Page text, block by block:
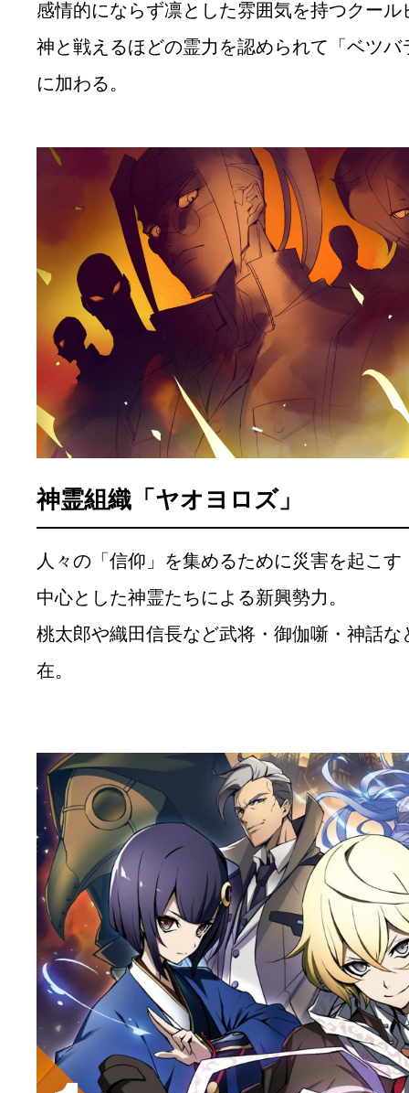
感情的にならず凛とした雰囲気を持つクール
神と戦えるほどの霊力を認められて「ベツバ
に加わる。
神霊組織「ヤオヨロズ」
人々の「信仰」を集めるために災害を起こ
中心とした神霊たちによる新興勢力。
桃太郎や織田信長など武将・御伽噺・神話な
在。